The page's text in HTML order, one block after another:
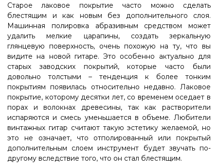
Старое лаковое покрытие часто можно сделать
блестящим и как новым без дополнительного слоя.
Машинная полировка абразивным средством может
удалить мелкие царапины, создать зеркальную
глянцевую поверхность, очень похожую на ту, что вы
видите на новой гитаре. Это особенно актуально для
старых заводских покрытий, которые часто были
довольно толстыми – тенденция к более тонким
покрытиям появилась относительно недавно. Лаковое
покрытие, которому десятки лет, со временем оседает в
порах и волокнах древесины, так как растворители
испаряются и смесь уменьшается в объеме. Любители
винтажных гитар считают такую эстетику желаемой, но
это не означает, что отполированный или покрытый
дополнительным слоем инструмент будет звучать по-
другому вследствие того, что он стал блестящим.